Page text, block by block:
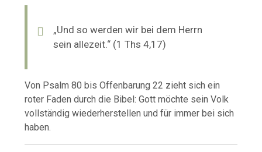
„Und so werden wir bei dem Herrn
sein allezeit.“ (1 Ths 4,17)
Von Psalm 80 bis Offenbarung 22 zieht sich ein
roter Faden durch die Bibel: Gott möchte sein Volk
vollständig wiederherstellen und für immer bei sich
haben.